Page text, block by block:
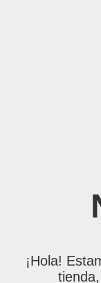
¡Hola!